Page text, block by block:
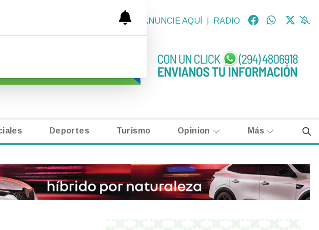
NECROLÓGICAS ANUNCIE AQUÍ RADIO
Deportes Turismo Opinion Más